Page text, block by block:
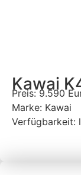
Kawai
Preis: 9.590
Marke: Kawai
Verfügbarkeit: